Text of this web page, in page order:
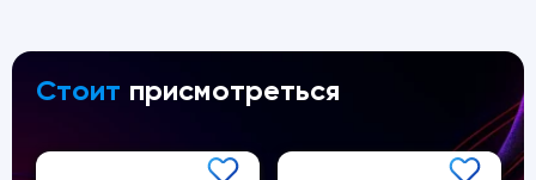
Стоит присмотреться